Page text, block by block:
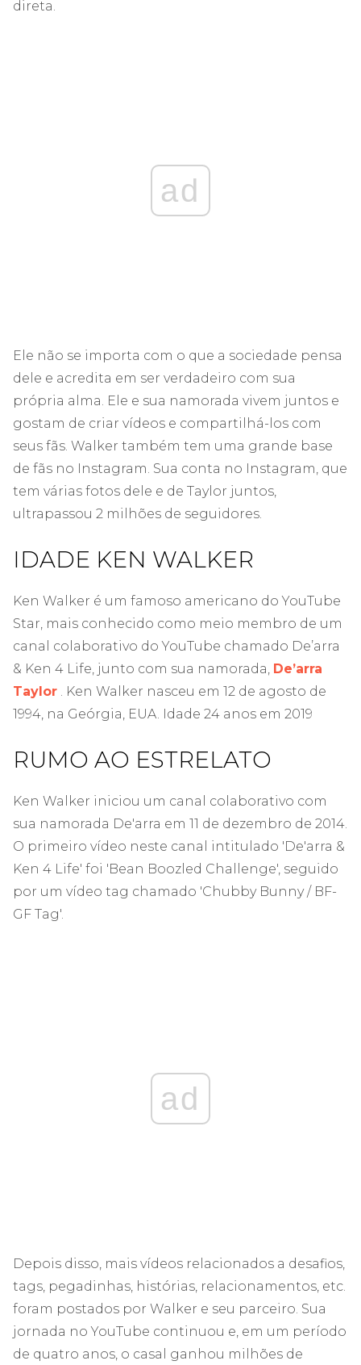
direta.
ad
Ele não se importa com o que a sociedade pensa
dele e acredita em ser verdadeiro com sua
própria alma. Ele e sua namorada vivem juntos e
gostam de criar vídeos e compartilhá-los com
seus fãs. Walker também tem uma grande base
de fãs no Instagram. Sua conta no Instagram, que
tem várias fotos dele e de Taylor juntos,
ultrapassou 2 milhões de seguidores.
IDADE KEN WALKER
Ken Walker é um famoso americano do YouTube
Star, mais conhecido como meio membro de um
canal colaborativo do YouTube chamado De’arra
& Ken 4 Life, junto com sua namorada, De’arra
Taylor
. Ken Walker nasceu em 12 de agosto de
1994, na Geórgia, EUA. Idade 24 anos em 2019
RUMO AO ESTRELATO
Ken Walker iniciou um canal colaborativo com
sua namorada De'arra em 11 de dezembro de 2014.
O primeiro vídeo neste canal intitulado 'De'arra &
Ken 4 Life' foi 'Bean Boozled Challenge', seguido
por um vídeo tag chamado 'Chubby Bunny / BF-
GF Tag'.
ad
Depois disso, mais vídeos relacionados a desafios,
tags, pegadinhas, histórias, relacionamentos, etc.
foram postados por Walker e seu parceiro. Sua
jornada no YouTube continuou e, em um período
de quatro anos, o casal ganhou milhões de